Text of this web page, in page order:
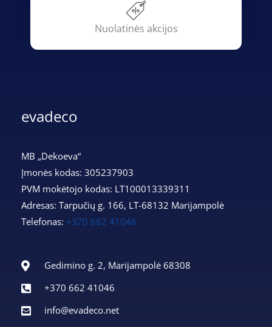
Nuolatinės akcijos
evadeco
MB „Dekoeva“
Įmonės kodas: 305237903
PVM mokėtojo kodas: LT100013339311
Adresas: Tarpučių g. 166, LT-68132 Marijampolė
Telefonas: +370 662 41046
Gedimino g. 2, Marijampolė 68308
+370 662 41046
info@evadeco.net